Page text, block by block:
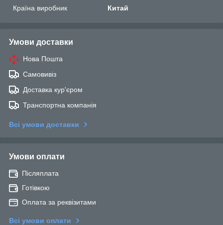
Країна виробник
Китай
Умови доставки
Нова Пошта
Самовивіз
Доставка кур'єром
Транспортна компанія
Всі умови доставки
Умови оплати
Післяплата
Готівкою
Оплата за реквізитами
Всі умови оплати